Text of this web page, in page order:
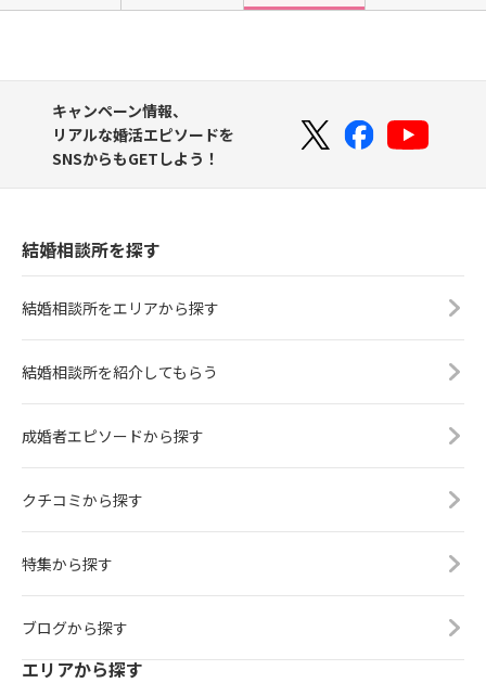
キャンペーン情報、
リアルな婚活エピソードを
SNSからもGETしよう！
結婚相談所を探す
結婚相談所をエリアから探す
結婚相談所を紹介してもらう
成婚者エピソードから探す
クチコミから探す
特集から探す
ブログから探す
エリアから探す